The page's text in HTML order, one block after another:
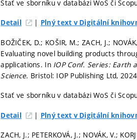
Stať ve sborníku v databázi WoS či
Detail | Plný text v Digitální
BOŽIČEK, D.; KOŠIR, M.; ZACH, J.;
Evaluating novel building products
applications. In IOP Conf. Series: Earth
Science. Bristol: IOP Publishing Ltd,
Stať ve sborníku v databázi WoS či
Detail | Plný text v Digitální
ZACH, J.; PETERKOVÁ, J.; NOVÁK, V.;